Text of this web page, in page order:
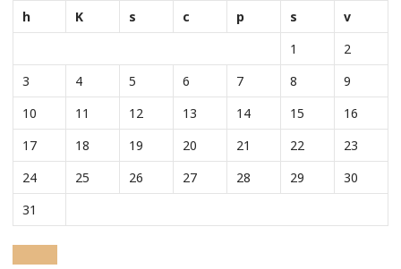
h
K s c p s
v
1
2
3
4 5 6 7 8
9
10
11 12 13 14 15
16
17
18 19 20 21 22
23
24
25 26 27 28 29
30
31